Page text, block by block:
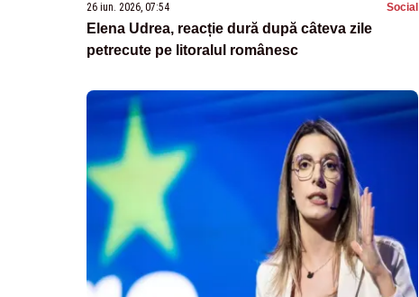
26 iun. 2026, 07:54 Social
Elena Udrea, reacție dură după câteva zile
petrecute pe litoralul românesc